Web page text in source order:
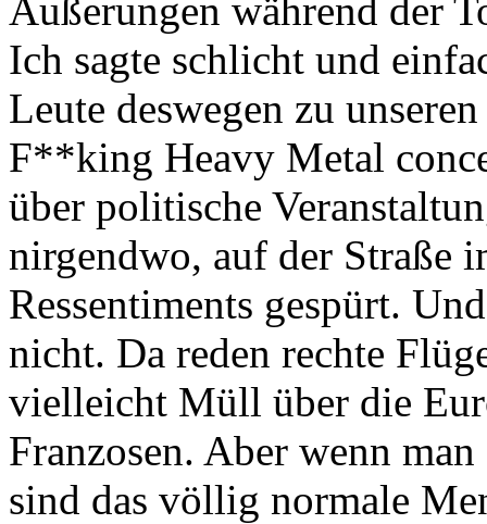
Äußerungen während der
Ich sagte schlicht und
Leute deswegen zu
F**king Heavy Metal
über politische
nirgendwo, auf der Straße
Ressentiments gespürt.
nicht. Da reden rechte
vielleicht Müll über die
Franzosen. Aber wenn
sind das völlig normale